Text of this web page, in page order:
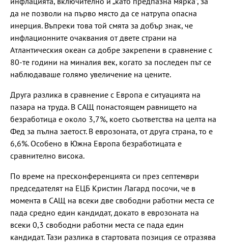
да не позволи на първо място да се натрупа опасна
инерция. Въпреки това той смята за добър знак, че
инфлационните очаквания от двете страни на
Атлантическия океан са добре закрепени в сравнение с
80-те години на миналия век, когато за последен път се
наблюдаваше голямо увеличение на цените.
Друга разлика в сравнение с Европа е ситуацията на
пазара на труда. В САЩ понастоящем равнището на
безработица е около 3,7%, което съответства на целта на
Фед за пълна заетост. В еврозоната, от друга страна, то е
6,6%. Особено в Южна Европа безработицата е
сравнително висока.
По време на пресконференцията си през септември
председателят на ЕЦБ Кристин Лагард посочи, че в
момента в САЩ на всеки две свободни работни места се
пада средно един кандидат, докато в еврозоната на
всеки 0,3 свободни работни места се пада един
кандидат. Тази разлика в стартовата позиция се отразява